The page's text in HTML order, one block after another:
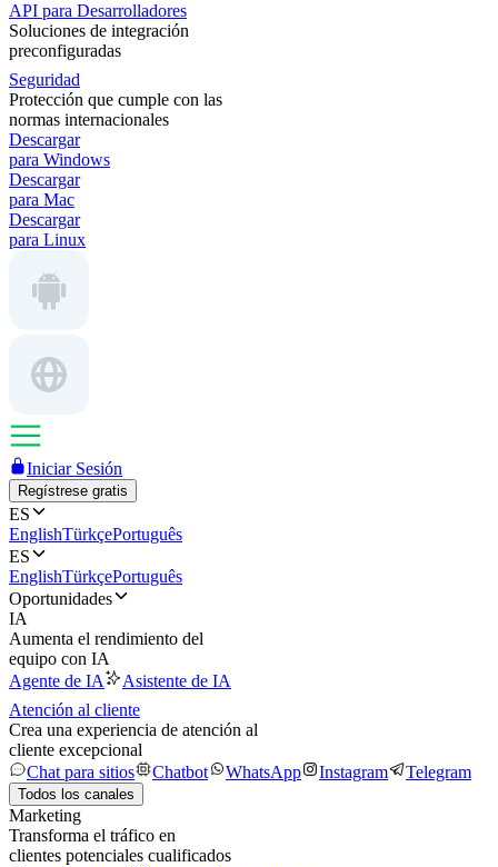
API para Desarrolladores
Soluciones de integración
preconfiguradas
Seguridad
Protección que cumple con las
normas internacionales
Descargar
para Windows
Descargar
para Mac
Descargar
para Linux
Iniciar Sesión
Regístrese gratis
ES
EnglishTürkçePortuguês
ES
EnglishTürkçePortuguês
Oportunidades
IA
Aumenta el rendimiento del
equipo con IA
Agente de IA
Asistente de IA
Atención al cliente
Crea una experiencia de atención al
cliente excepcional
Chat para sitios
Chatbot WhatsApp Instagram Telegram
Todos los canales
Marketing
Transforma el tráfico en
clientes potenciales cualificados